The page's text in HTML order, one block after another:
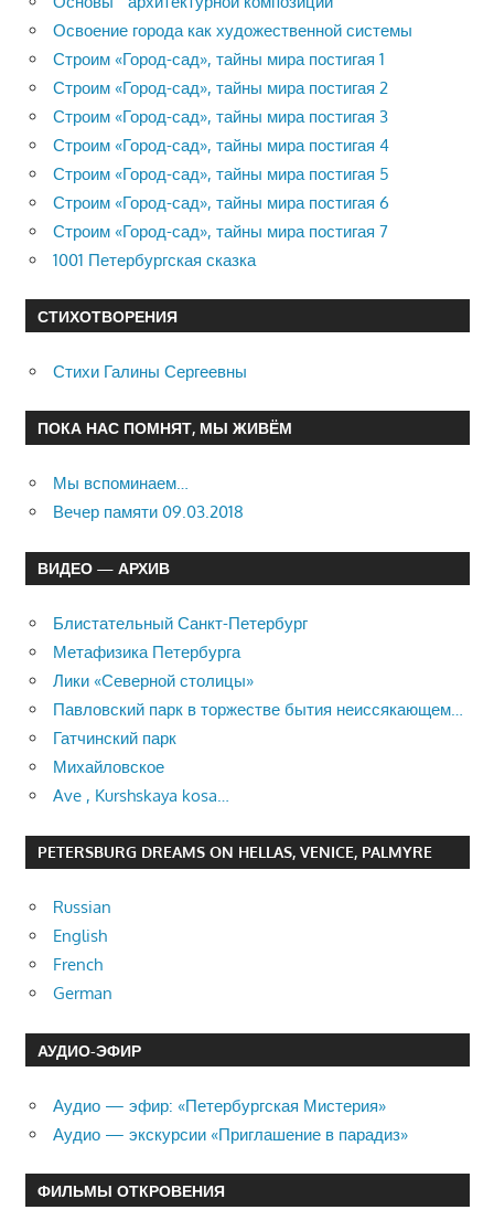
Освоение города как художественной системы
Строим «Город-сад», тайны мира постигая 1
Строим «Город-сад», тайны мира постигая 2
Строим «Город-сад», тайны мира постигая 3
Строим «Город-сад», тайны мира постигая 4
Строим «Город-сад», тайны мира постигая 5
Строим «Город-сад», тайны мира постигая 6
Строим «Город-сад», тайны мира постигая 7
1001 Петербургская сказка
СТИХОТВОРЕНИЯ
Стихи Галины Сергеевны
ПОКА НАС ПОМНЯТ, МЫ ЖИВЁМ
Мы вспоминаем…
Вечер памяти 09.03.2018
ВИДЕО — АРХИВ
Блистательный Санкт-Петербург
Метафизика Петербурга
Лики «Северной столицы»
Павловский парк в торжестве бытия неиссякающем…
Гатчинский парк
Михайловское
Ave , Kurshskaya kosa…
PETERSBURG DREAMS ON HELLAS, VENICE, PALMYRE
Russian
English
French
German
АУДИО-ЭФИР
Аудио — эфир: «Петербургская Мистерия»
Аудио — экскурсии «Приглашение в парадиз»
ФИЛЬМЫ ОТКРОВЕНИЯ